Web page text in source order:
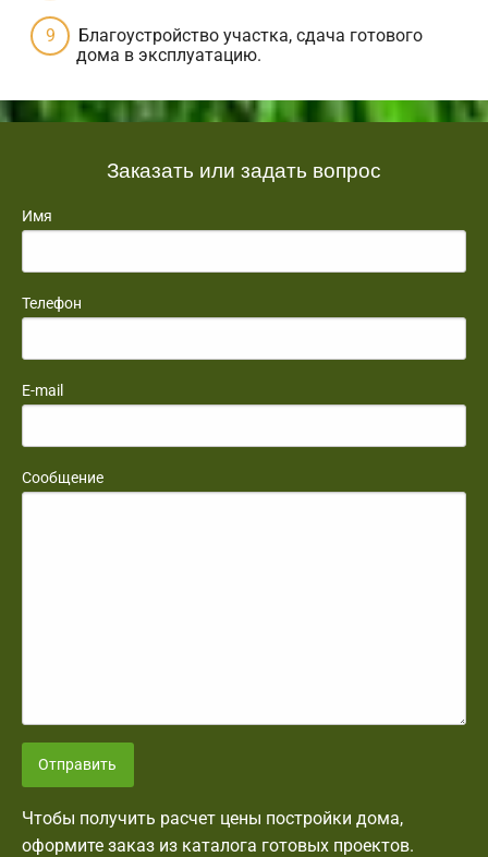
Благоустройство участка, сдача готового
дома в эксплуатацию.
Заказать или задать вопрос
Имя
Телефон
E-mail
Сообщение
Отправить
Чтобы получить расчет цены постройки дома,
оформите заказ из каталога готовых проектов.